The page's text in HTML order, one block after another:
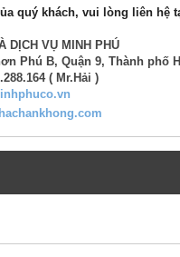
quý khách, vui lòng liên hệ
DỊCH VỤ MINH PHÚ
Phú B, Quận 9, Thành phố
( Mr.Hải )